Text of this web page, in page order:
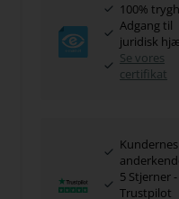
100%
Adgang til
juridisk
Se vores
certifikat
Kundernes
5 Stjerner -
Trustpilot